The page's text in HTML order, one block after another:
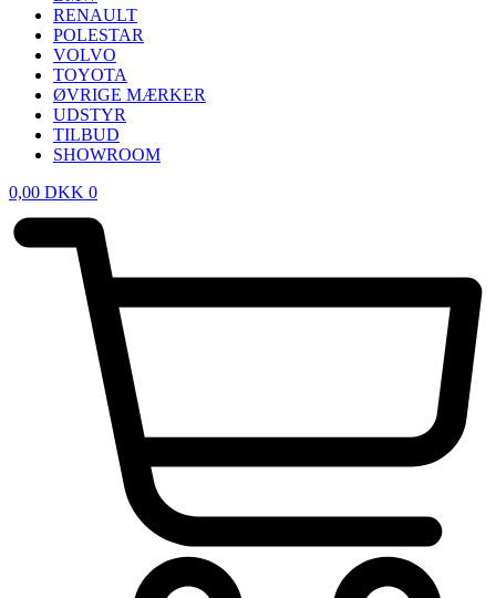
RENAULT
POLESTAR
VOLVO
TOYOTA
ØVRIGE MÆRKER
UDSTYR
TILBUD
SHOWROOM
0,00 DKK 0